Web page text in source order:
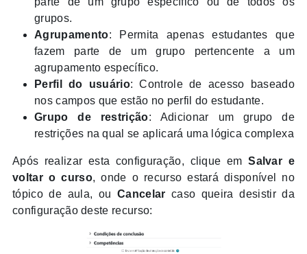
grupos.
Agrupamento: Permita apenas estudantes que
fazem parte de um grupo pertencente a um
agrupamento específico.
Perfil do usuário: Controle de acesso baseado
nos campos que estão no perfil do estudante.
Grupo de restrição: Adicionar um grupo de
restrições na qual se aplicará uma lógica complexa
Após realizar esta configuração, clique emSalvar e
voltar o curso, onde o recurso estará disponível no
tópico de aula, ou Cancelar caso queira desistir da
configuração deste recurso: